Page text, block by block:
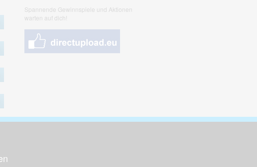
Spannende Gewinnspiele und Aktionen
warten auf dich!